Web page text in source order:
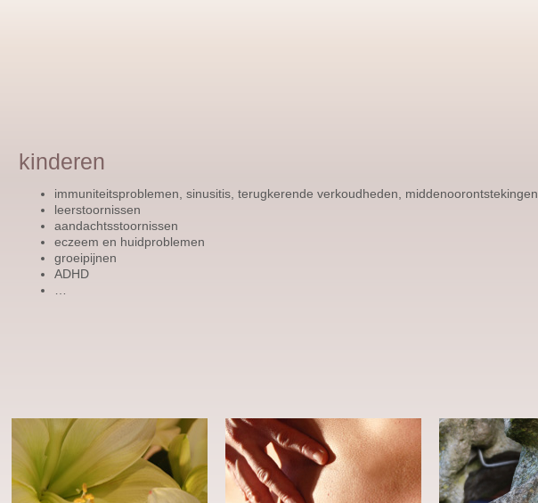
kinderen
immuniteitsproblemen, sinusitis, terugkerende verkoudheden, middenoorontstekingen
leerstoornissen
aandachtsstoornissen
eczeem en huidproblemen
groeipijnen
ADHD